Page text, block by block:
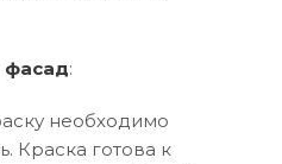
фасад:
необходимо
Краска готова к